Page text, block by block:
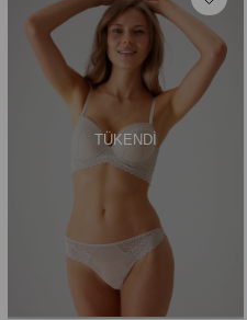
TÜKENDI